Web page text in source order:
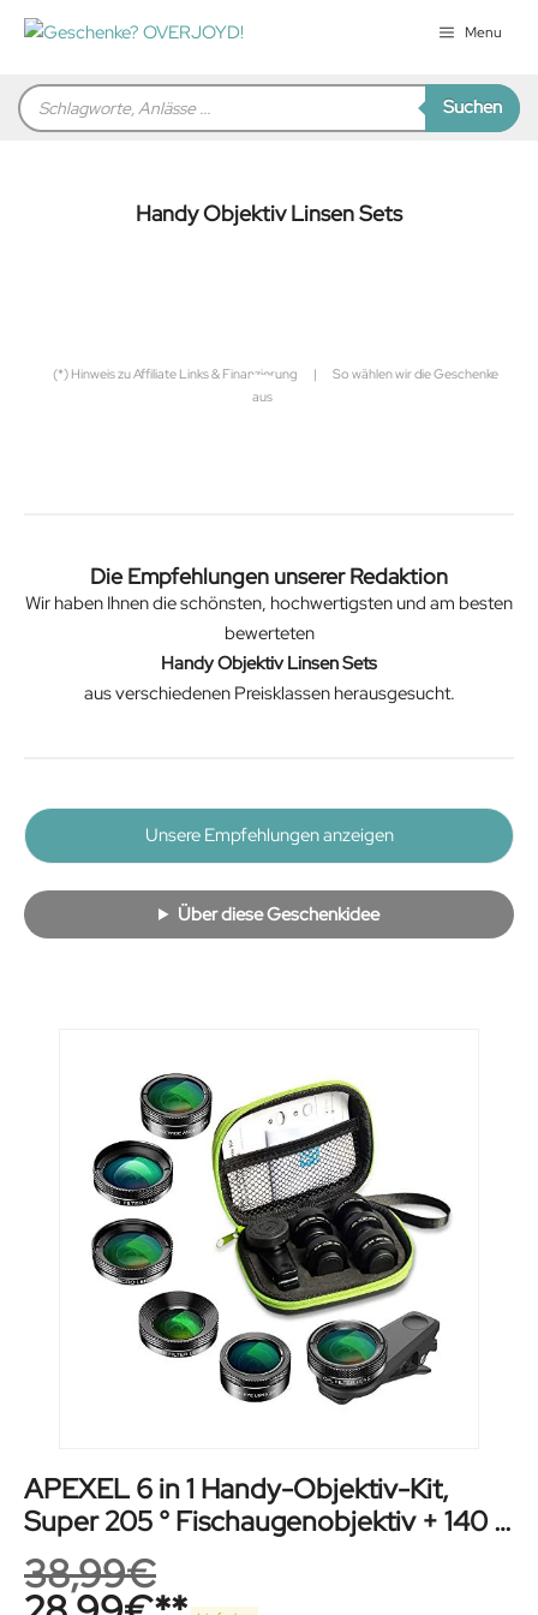
Zum
Inhalt
Menu
Products
search Suchen
Handy Objektiv Linsen Sets
(*) Hinweis zu Affiliate Links & Finanzierung |
So wählen wir die Geschenke
aus
Die Empfehlungen unserer Redaktion
Wir haben Ihnen die schönsten, hochwertigsten und am besten
bewerteten
Handy Objektiv Linsen Sets
aus verschiedenen Preisklassen herausgesucht.
Unsere Empfehlungen anzeigen
Über diese Geschenkidee
APEXEL 6 in 1 Handy-Objektiv-Kit,
Super 205 ° Fischaugenobjektiv + 140 °
Weitwinkelobjektiv und 25x
Makroobjektiv + Sternfilter + CPL/ND
38,99€